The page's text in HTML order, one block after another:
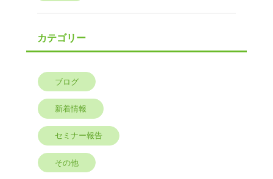
カテゴリー
ブログ
新着情報
セミナー報告
その他